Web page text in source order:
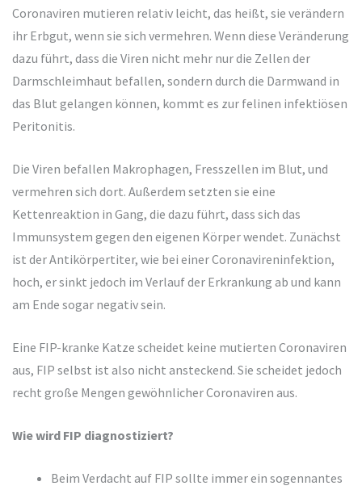
Coronaviren mutieren relativ leicht, das heißt, sie verändern
ihr Erbgut, wenn sie sich vermehren. Wenn diese Veränderung
dazu führt, dass die Viren nicht mehr nur die Zellen der
Darmschleimhaut befallen, sondern durch die Darmwand in
das Blut gelangen können, kommt es zur felinen infektiösen
Peritonitis.
Die Viren befallen Makrophagen, Fresszellen im Blut, und
vermehren sich dort. Außerdem setzten sie eine
Kettenreaktion in Gang, die dazu führt, dass sich das
Immunsystem gegen den eigenen Körper wendet. Zunächst
ist der Antikörpertiter, wie bei einer Coronavireninfektion,
hoch, er sinkt jedoch im Verlauf der Erkrankung ab und kann
am Ende sogar negativ sein.
Eine FIP-kranke Katze scheidet keine mutierten Coronaviren
aus, FIP selbst ist also nicht ansteckend. Sie scheidet jedoch
recht große Mengen gewöhnlicher Coronaviren aus.
Wie wird FIP diagnostiziert?
Beim Verdacht auf FIP sollte immer ein sogennantes